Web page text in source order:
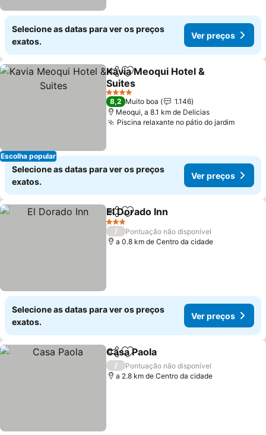
Selecione as datas para ver os preços
exatos.
Ver preços
Escolha popular
PartilharAdicionar aos favoritos
Kavia Meoqui Hotel &
Suites
Ver preços
4 Estrelas
8,2 Muito boa
1.146
Meoqui, a 8.1 km de Delicias
Piscina relaxante no pátio do jardimVer
Selecione as datas para ver os preços
exatos.
Ver preços
PartilharAdicionar aos favoritos
El Dorado Inn
3 Estrelas
/
Pontuação não disponível
a 0.8 km de Centro da cidade
Selecione as datas para ver os preços
exatos.
Ver preços
PartilharAdicionar aos favoritos
Casa Paola
/
Pontuação não disponível
a 2.8 km de Centro da cidade